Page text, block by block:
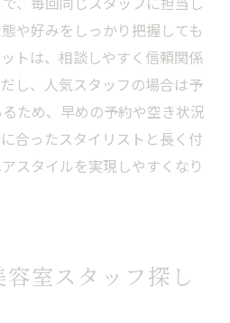
や好みをしっかり把握しても
トは、相談しやすく信頼関係
し、人気スタッフの場合は予
ため、早めの予約や空き状況
合ったスタイリストと長く付
スタイルを実現しやすくなり
室スタッフ探し